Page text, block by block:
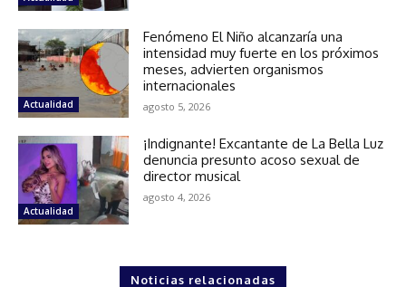
Actualidad
Fenómeno El Niño alcanzaría una
intensidad muy fuerte en los próximos
meses, advierten organismos
internacionales
agosto 5, 2026
Actualidad
¡Indignante! Excantante de La Bella Luz
denuncia presunto acoso sexual de
director musical
agosto 4, 2026
Noticias relacionadas